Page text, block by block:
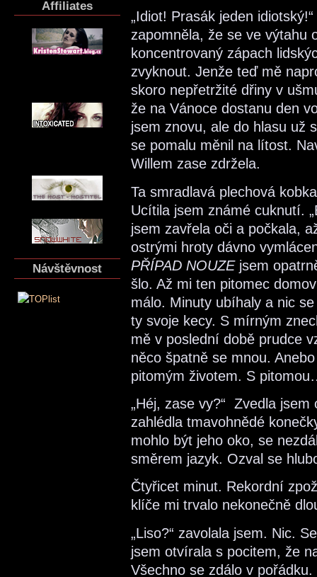
Affiliates
Návštěvnost
„Idiot! Prasák jeden
zapomněla, že se ve výtahu
koncentrovaný zápach
zvyknout. Jenže teď mě
skoro nepřetržité dřiny v
že na Vánoce dostanu den
jsem znovu, ale do hlasu už
se pomalu měnil na lítost.
Willem zase zdržela.
Ta smradlavá plechová
Ucítila jsem známé cuknutí.
jsem zavřela oči a počkala,
ostrými hroty dávno
PŘÍPAD NOUZEjsem
šlo. Až mi ten pitomec
málo. Minuty ubíhaly a nic
ty svoje kecy. S mírným
mě v poslední době prudce
něco špatně se mnou.
pitomým životem. S
„Héj, zase vy?“ Zvedla
zahlédla tmavohnědé
mohlo být jeho oko, se
směrem jazyk. Ozval se
Čtyřicet minut. Rekordní
klíče mi trvalo nekonečně
„Liso?“ zavolala jsem. Nic.
jsem otvírala s pocitem, že
Všechno se zdálo v